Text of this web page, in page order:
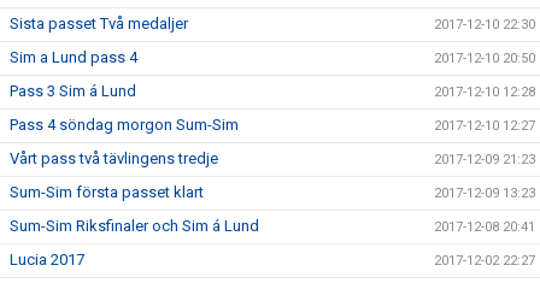
Sista passet Två medaljer 2017-12-10 22:30
Sim a Lund pass 4 2017-12-10 20:50
Pass 3 Sim á Lund 2017-12-10 12:28
Pass 4 söndag morgon Sum-Sim 2017-12-10 12:27
Vårt pass två tävlingens tredje 2017-12-09 21:23
Sum-Sim första passet klart 2017-12-09 13:23
Sum-Sim Riksfinaler och Sim á Lund 2017-12-08 20:41
Lucia 2017 2017-12-02 22:27